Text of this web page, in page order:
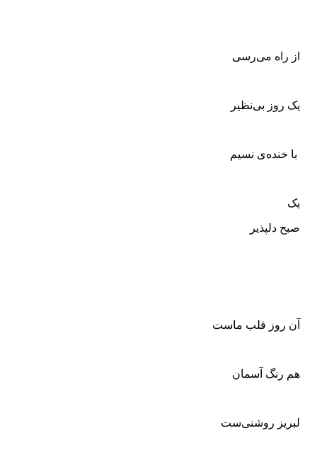
از راه می‌رسی
یک روز بی‌نظیر
با خنده‌ی نسیم
یک
صبح دلپذیر
آن روز قلب ماست
هم رنگ آسمان
لبریز روشنی‌ست